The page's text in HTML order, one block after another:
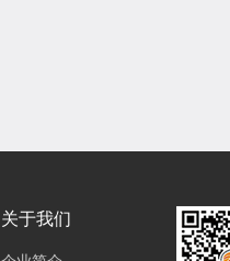
关于我们